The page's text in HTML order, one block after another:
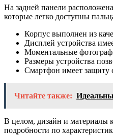
На задней панели
которые легко доступны
Корпус выполнен из
Дисплей устройства
Моментальные
Размеры устройства
Смартфон имеет защиту
Читайте также:
В целом, дизайн и материалы
подробности по